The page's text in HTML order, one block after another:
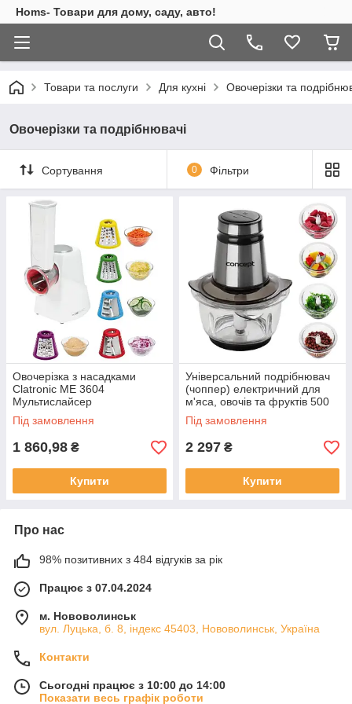
Homs- Товари для дому, саду, авто!
Товари та послуги Для кухні Овочерізки та
Овочерізки та подрібнювачі
Сортування 0 Фільтри
Овочерізка з насадками
Clatronic ME 3604
Мультислайсер
Під замовлення
1 860,98 ₴
Купити
Універсальний подрібнювач
(чоппер) електричний для
м'яса, овочів та фруктів 500
Вт Concept
Під замовлення
2 297 ₴
Купити
Про нас
98% позитивних з 484 відгуків за рік
Працює з 07.04.2024
м. Нововолинськ
вул. Луцька, б. 8, індекс 45403, Нововолинськ, Україна
Контакти
Сьогодні працює з 10:00 до 14:00
Показати весь графік роботи